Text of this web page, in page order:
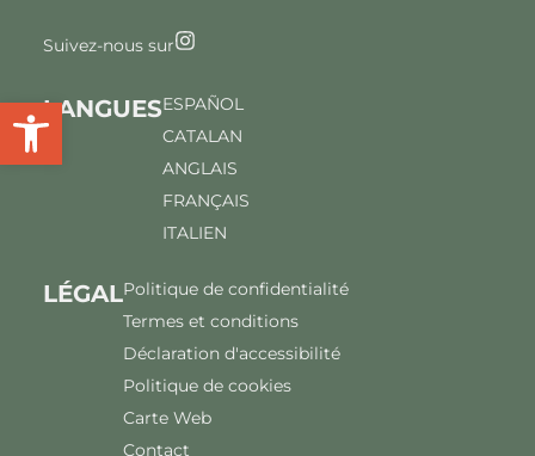
Ouvrir la barre d'outils
Suivez-nous sur
LANGUESESPAÑOL
CATALAN
ANGLAIS
FRANÇAIS
ITALIEN
LÉGALPolitique de confidentialité
Termes et conditions
Déclaration d'accessibilité
Politique de cookies
Carte Web
Contact